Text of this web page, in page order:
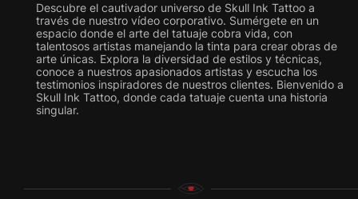
Descubre el cautivador universo de Skull Ink Tattoo a
través de nuestro vídeo corporativo. Sumérgete en un
espacio donde el arte del tatuaje cobra vida, con
talentosos artistas manejando la tinta para crear obras de
arte únicas. Explora la diversidad de estilos y técnicas,
conoce a nuestros apasionados artistas y escucha los
testimonios inspiradores de nuestros clientes. Bienvenido a
Skull Ink Tattoo, donde cada tatuaje cuenta una historia
singular.